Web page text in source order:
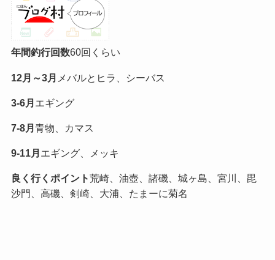
年間釣行回数60回くらい
12月～3月 メバルとヒラ、シーバス
3-6月 エギング
7-8月 青物、カマス
9-11月 エギング、メッキ
良く行くポイント荒崎、油壺、諸磯、城ヶ島、宮川、毘
沙門、高磯、剣崎、大浦、たまーに菊名